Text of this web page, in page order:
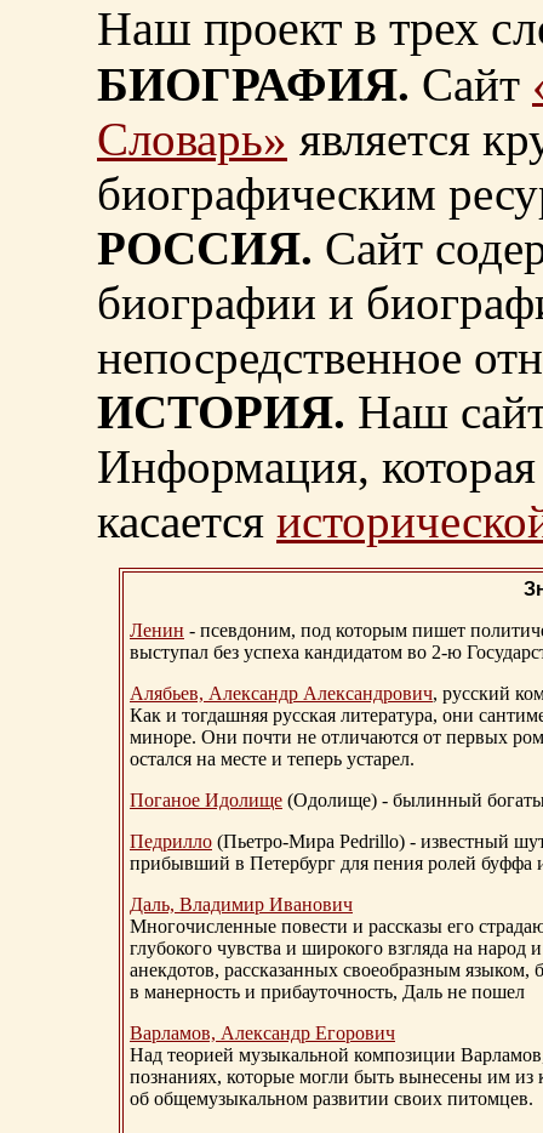
Наш проект в трех
БИОГРАФИЯ. Сайт
Словарь» является
биографическим
РОССИЯ. Сайт
биографии и
непосредственное
ИСТОРИЯ. Наш
Информация, которая
касается
Ленин - псевдоним, под которым пишет
выступал без успеха кандидатом во 2-ю
Алябьев, Александр Александрович, русский
Как и тогдашняя русская литература, они
миноре. Они почти не отличаются от первых
остался на месте и теперь устарел.
Поганое Идолище (Одолище) - былинный
Педрилло (Пьетро-Мира Pedrillo) - известный
прибывший в Петербург для пения ролей буффа
Даль, Владимир Иванович
Многочисленные повести и рассказы его
глубокого чувства и широкого взгляда на
анекдотов, рассказанных своеобразным
в манерность и прибауточность, Даль не пошел
Варламов, Александр Егорович
Над теорией музыкальной композиции
познаниях, которые могли быть вынесены им из
об общемузыкальном развитии своих питомцев.